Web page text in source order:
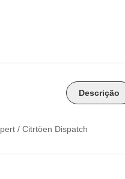
Descrição
/ Citrtöen Dispatch